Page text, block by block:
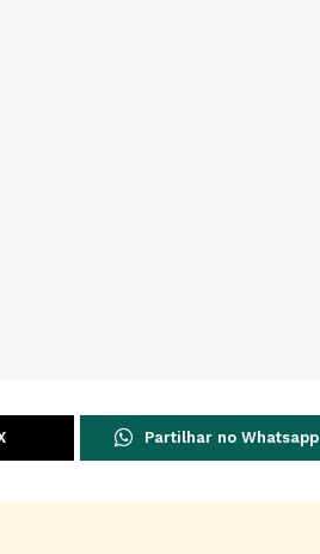
Partilhar no Whatsapp